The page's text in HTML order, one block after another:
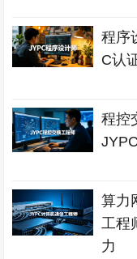
程序
C认
程控
算力
工程
力